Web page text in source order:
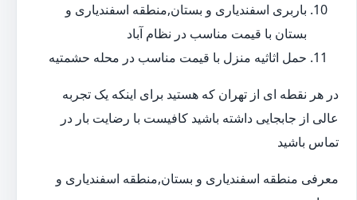
باربری اسفندیاری و بستان,منطقه اسفندیاری و
بستان با قیمت مناسب در نظام آباد
حمل اثاثیه منزل با قیمت مناسب در محله حشمتیه
در هر نقطه ای از تهران که هستید برای اینکه یک تجربه
عالی از جابجایی داشته باشید کافیست با رضایت بار در
تماس باشید
معرفی منطقه اسفندیاری و بستان,منطقه اسفندیاری و